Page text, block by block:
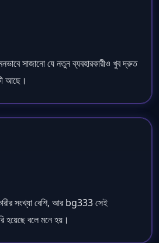
সাজানো যে নতুন ব্যবহারকারীও খুব দ্রুত
আছে।
সংখ্যা বেশি, আর bg333 সেই
হয়েছে বলে মনে হয়।